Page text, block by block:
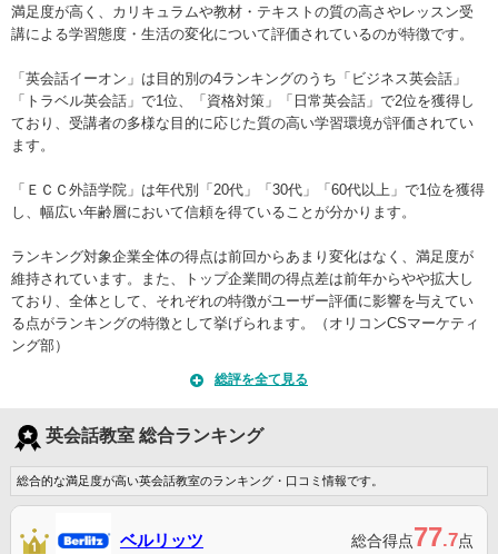
満足度が高く、カリキュラムや教材・テキストの質の高さやレッスン受
講による学習態度・生活の変化について評価されているのが特徴です。
「英会話イーオン」は目的別の4ランキングのうち「ビジネス英会話」
「トラベル英会話」で1位、「資格対策」「日常英会話」で2位を獲得し
ており、受講者の多様な目的に応じた質の高い学習環境が評価されてい
ます。
「ＥＣＣ外語学院」は年代別「20代」「30代」「60代以上」で1位を獲得
し、幅広い年齢層において信頼を得ていることが分かります。
ランキング対象企業全体の得点は前回からあまり変化はなく、満足度が
維持されています。また、トップ企業間の得点差は前年からやや拡大し
ており、全体として、それぞれの特徴がユーザー評価に影響を与えてい
る点がランキングの特徴として挙げられます。（オリコンCSマーケティ
ング部）
総評を全て見る
英会話教室 総合ランキング
総合的な満足度が高い英会話教室のランキング・口コミ情報です。
ベルリッツ 総合得点77.7点